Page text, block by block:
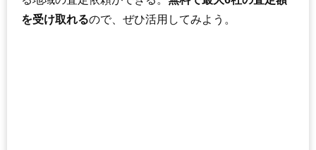
を受け取れるので、ぜひ活用してみよう。